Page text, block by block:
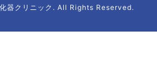
器クリニック. All Rights Reserved.